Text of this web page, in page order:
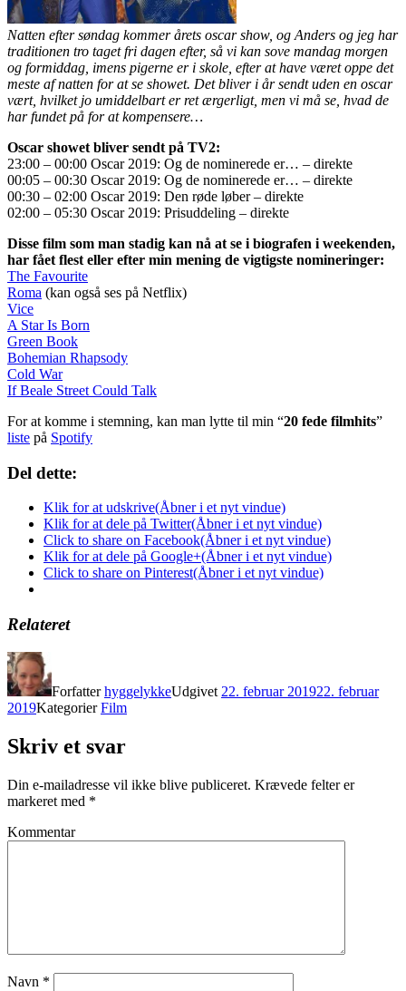
Natten efter søndag kommer årets oscar show, og Anders og jeg har
traditionen tro taget fri dagen efter, så vi kan sove mandag morgen
og formiddag, imens pigerne er i skole, efter at have været oppe det
meste af natten for at se showet. Det bliver i år sendt uden en oscar
vært, hvilket jo umiddelbart er ret ærgerligt, men vi må se, hvad de
har fundet på for at kompensere…
Oscar showet bliver sendt på TV2:
23:00 – 00:00 Oscar 2019: Og de nominerede er… – direkte
00:05 – 00:30 Oscar 2019: Og de nominerede er… – direkte
00:30 – 02:00 Oscar 2019: Den røde løber – direkte
02:00 – 05:30 Oscar 2019: Prisuddeling – direkte
Disse film som man stadig kan nå at se i biografen i weekenden,
har fået flest eller efter min mening de vigtigste nomineringer:
The Favourite
Roma (kan også ses på Netflix)
Vice
A Star Is Born
Green Book
Bohemian Rhapsody
Cold War
If Beale Street Could Talk
For at komme i stemning, kan man lytte til min “20 fede filmhits”
liste på Spotify
Del dette:
Klik for at udskrive(Åbner i et nyt vindue)
Klik for at dele på Twitter(Åbner i et nyt vindue)
Click to share on Facebook(Åbner i et nyt vindue)
Klik for at dele på Google+(Åbner i et nyt vindue)
Click to share on Pinterest(Åbner i et nyt vindue)
Relateret
ForfatterhyggelykkeUdgivet 22. februar 201922. februar
2019KategorierFilm
Skriv et svar
Din e-mailadresse vil ikke blive publiceret. Krævede felter er
markeret med *
Kommentar
Navn *